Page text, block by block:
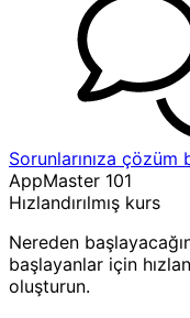
Sorunlarınıza çözüm
AppMaster 101
Hızlandırılmış kurs
Nereden
başlayanlar için
oluşturun.